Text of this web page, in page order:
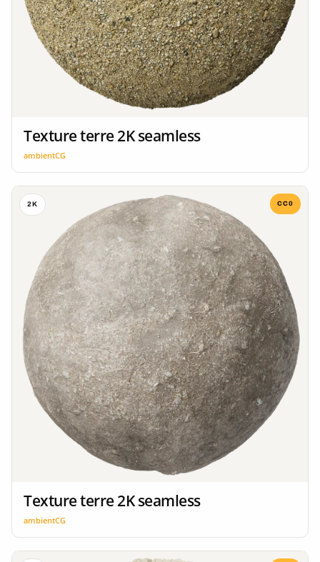
Texture terre 2K seamless
ambientCG
2K CC0
Texture terre 2K seamless
ambientCG